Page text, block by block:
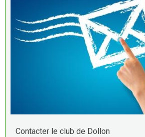
Contacter le club de Dollon